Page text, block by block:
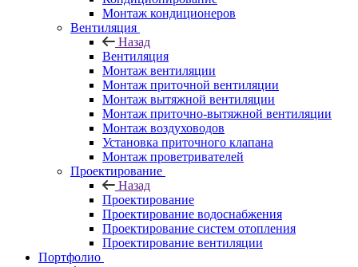
Монтаж кондиционеров
Вентиляция
Назад
Вентиляция
Монтаж вентиляции
Монтаж приточной вентиляции
Монтаж вытяжной вентиляции
Монтаж приточно-вытяжной вентиляции
Монтаж воздуховодов
Установка приточного клапана
Монтаж проветривателей
Проектирование
Назад
Проектирование
Проектирование водоснабжения
Проектирование систем отопления
Проектирование вентиляции
Портфолио